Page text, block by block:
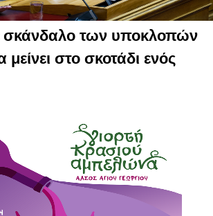
σκάνδαλο των υποκλοπών
μείνει στο σκοτάδι ενός